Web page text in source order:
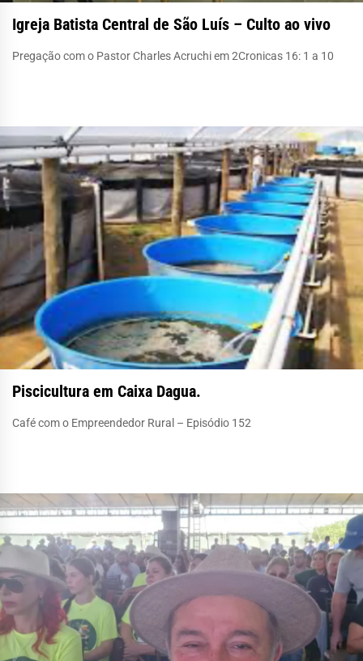
Igreja Batista Central de São Luís – Culto ao vivo
Pregação com o Pastor Charles Acruchi em 2Cronicas 16: 1 a 10
Piscicultura em Caixa Dagua.
Café com o Empreendedor Rural – Episódio 152